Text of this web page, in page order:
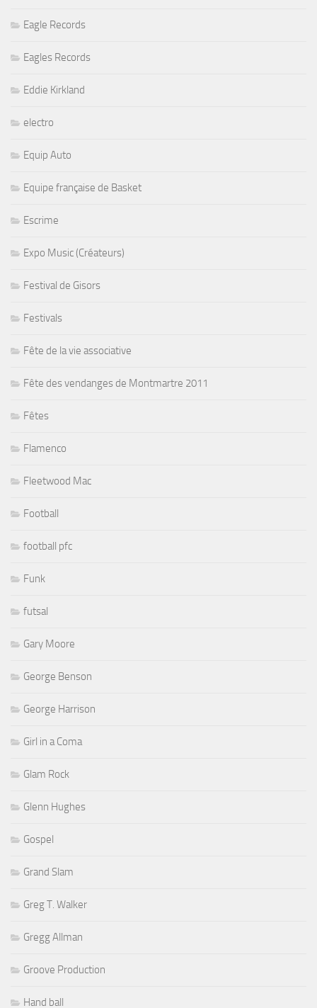
Eagle Records
Eagles Records
Eddie Kirkland
electro
Equip Auto
Equipe française de Basket
Escrime
Expo Music (Créateurs)
Festival de Gisors
Festivals
Fête de la vie associative
Fête des vendanges de Montmartre 2011
Fêtes
Flamenco
Fleetwood Mac
Football
football pfc
Funk
futsal
Gary Moore
George Benson
George Harrison
Girl in a Coma
Glam Rock
Glenn Hughes
Gospel
Grand Slam
Greg T. Walker
Gregg Allman
Groove Production
Hand ball